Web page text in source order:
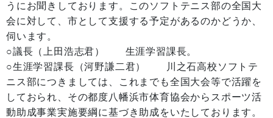
うにお聞きしております。このソフトテニス部の全国大
会に対して、市として支援する予定があるのかどうか、
伺います。
○議長（上田浩志君） 生涯学習課長。
○生涯学習課長（河野謙二君） 川之石高校ソフトテ
ニス部につきましては、これまでも全国大会等で活躍を
しておられ、その都度八幡浜市体育協会からスポーツ活
動助成事業実施要綱に基づき助成をいたしております。